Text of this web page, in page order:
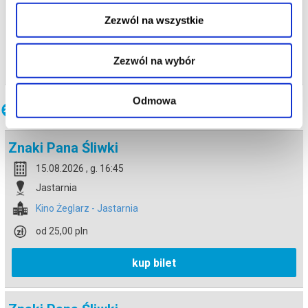
Zezwól na wszystkie
Zezwól na wybór
Odmowa
Jastarnia
Kino Żeglarz - Jastarnia
info
Znaki Pana Śliwki
15.08.2026 , g. 16:45
Jastarnia
Kino Żeglarz - Jastarnia
od 25,00 pln
kup bilet